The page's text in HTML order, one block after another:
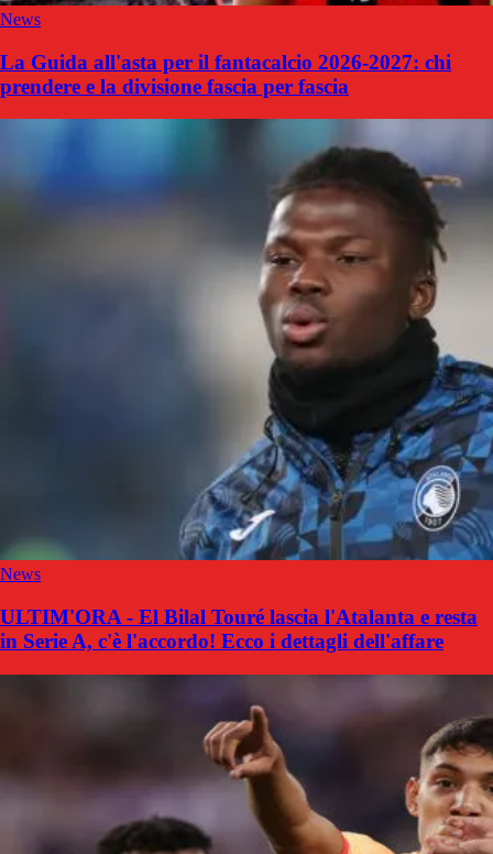
News
La Guida all'asta per il fantacalcio 2026-2027: chi
prendere e la divisione fascia per fascia
News
ULTIM'ORA - El Bilal Touré lascia l'Atalanta e resta
in Serie A, c'è l'accordo! Ecco i dettagli dell'affare